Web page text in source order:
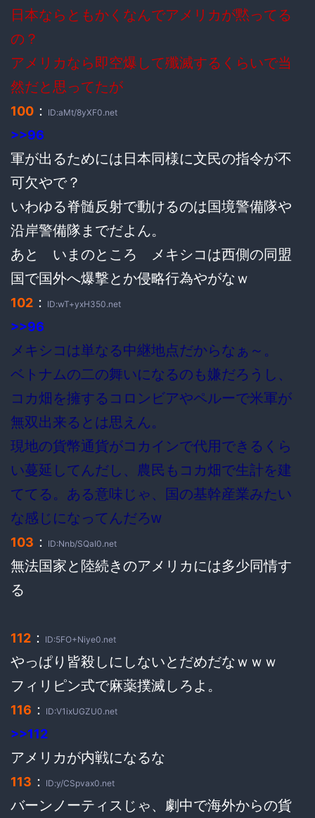
日本ならともかくなんでアメリカが黙ってる
の？
アメリカなら即空爆して殲滅するくらいで当
然だと思ってたが
100 ： ID:aMt/8yXF0.net
>>96
軍が出るためには日本同様に文民の指令が不
可欠やで？
いわゆる脊髄反射で動けるのは国境警備隊や
沿岸警備隊までだよん。
あと いまのところ メキシコは西側の同盟
国で国外へ爆撃とか侵略行為やがなｗ
102 ： ID:wT+yxH350.net
>>96
メキシコは単なる中継地点だからなぁ～。
ベトナムの二の舞いになるのも嫌だろうし、
コカ畑を擁するコロンビアやペルーで米軍が
無双出来るとは思えん。
現地の貨幣通貨がコカインで代用できるくら
い蔓延してんだし、農民もコカ畑で生計を建
ててる。ある意味じゃ、国の基幹産業みたい
な感じになってんだろw
103 ： ID:Nnb/SQaI0.net
無法国家と陸続きのアメリカには多少同情す
る
112 ： ID:5FO+Niye0.net
やっぱり皆殺しにしないとだめだなｗｗｗ
フィリピン式で麻薬撲滅しろよ。
116 ： ID:V1ixUGZU0.net
>>112
アメリカが内戦になるな
113 ： ID:y/CSpvax0.net
バーンノーティスじゃ、劇中で海外からの貨